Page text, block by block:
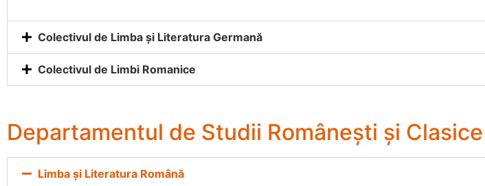
Colectivul de Limba și Literatura Germană
Colectivul de Limbi Romanice
Departamentul de Studii Românești și Clasice
Limba și Literatura Română